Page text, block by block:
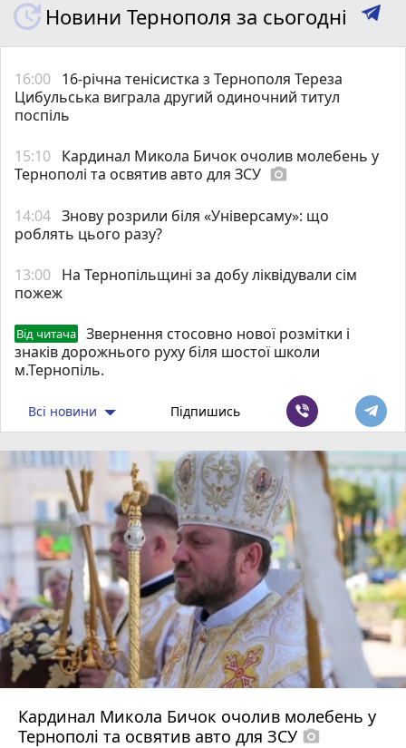
Новини Тернополя за сьогодні
16:00 16-річна тенісистка з Тернополя Тереза
Цибульська виграла другий одиночний титул
поспіль
15:10 Кардинал Микола Бичок очолив молебень у
Тернополі та освятив авто для ЗСУ photo_camera
14:04 Знову розрили біля «Універсаму»: що
роблять цього разу?
13:00 На Тернопільщині за добу ліквідували сім
пожеж
Від читача
Звернення стосовно нової розмітки і
знаків дорожнього руху біля шостої школи
м.Тернопіль.
Всі новини Підпишись
Кардинал Микола Бичок очолив молебень у
Тернополі та освятив авто для ЗСУ photo_camera